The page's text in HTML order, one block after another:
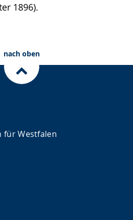
1896).
nach oben
für Westfalen